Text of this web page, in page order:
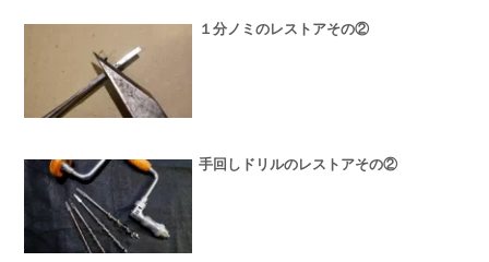
１分ノミのレストアその②
手回しドリルのレストアその②